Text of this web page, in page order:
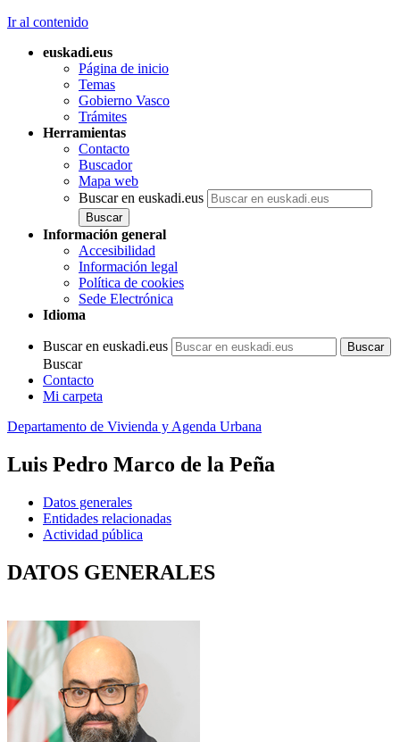
Ir al contenido
euskadi.eus
Página de inicio
Temas
Gobierno Vasco
Trámites
Herramientas
Contacto
Buscador
Mapa web
Buscar en euskadi.eus
Información general
Accesibilidad
Información legal
Política de cookies
Sede Electrónica
Idioma
Buscar en euskadi.eus
Buscar
Contacto
Mi carpeta
Departamento de Vivienda y Agenda Urbana
Luis Pedro Marco de la Peña
Datos generales
Entidades relacionadas
Actividad pública
DATOS GENERALES